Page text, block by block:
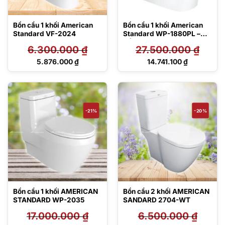
Bồn cầu 1 khối American
Standard VF-2024
6.300.000₫
Giá
6.300.000 ₫.
5.876.000₫
Giá
tại
là:
5.876.000 ₫.
Bồn cầu 1 khối American
Standard WP-1880PL –
27.500.000₫
Giá
27.500.000 ₫.
14.741.100₫
Giá
14.741.100 ₫.
-21%
Bồn cầu 1 khối AMERICAN
STANDARD WP-2035
17.000.000₫
-20%
Bồn cầu 2 khối AMERICAN
SANDARD 2704-WT
6.500.000₫